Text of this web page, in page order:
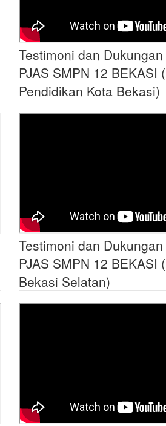
Testimoni dan
PJAS SMPN 12 BEKASI
Pendidikan Kota Bekasi)
Testimoni dan
PJAS SMPN 12 BEKASI
Bekasi Selatan)